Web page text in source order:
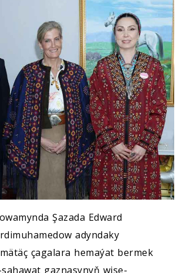
Şazada Edward
adyndaky
çagalara hemaýat bermek
gaznasynyň wise-